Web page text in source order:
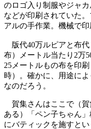
のロゴ入り制服やジャ
などが印刷されていた
アルの手作業。機械で
版代40万ルピアと布
布）メートル当たり2万
25メートルもの布を印
時）。確かに、用途に
なのだろう。
賀集さんはここで（賀
ある）「ペン子ちゃん
にバティックを施すと